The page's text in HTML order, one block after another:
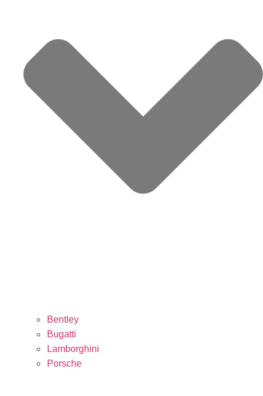
Bentley
Bugatti
Lamborghini
Porsche